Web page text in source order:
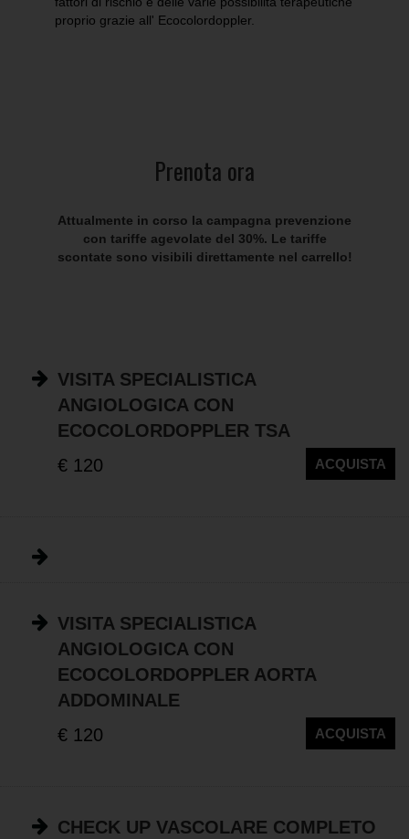
proprio grazie all' Ecocolordoppler.
Prenota ora
Attualmente in corso la campagna prevenzione
con tariffe agevolate del 30%. Le tariffe
scontate sono visibili direttamente nel carrello!
VISITA SPECIALISTICA
ANGIOLOGICA CON
ECOCOLORDOPPLER TSA
€ 120
ACQUISTA
VISITA SPECIALISTICA
ANGIOLOGICA CON
ECOCOLORDOPPLER AORTA
ADDOMINALE
€ 120
ACQUISTA
CHECK UP VASCOLARE COMPLETO